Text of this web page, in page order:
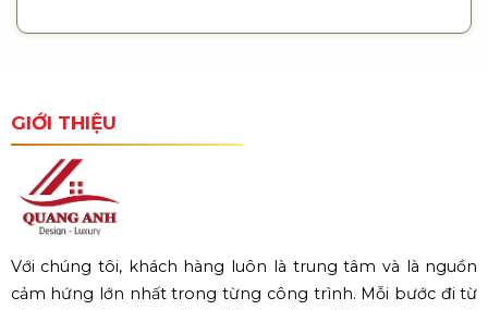
GIỚI THIỆU
Với chúng tôi, khách hàng luôn là trung tâm và là nguồn
cảm hứng lớn nhất trong từng công trình. Mỗi bước đi từ